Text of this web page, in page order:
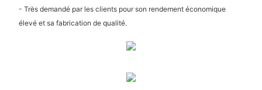
- Très demandé par les clients pour son rendement économique
élevé et sa fabrication de qualité.